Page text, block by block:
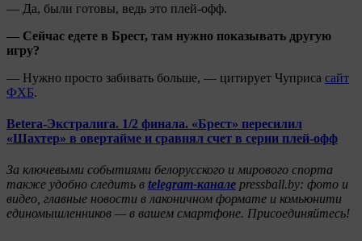
— Да, были готовы, ведь это плей-офф.
— Сейчас едете в Брест, там нужно показывать другую
игру?
— Нужно просто забивать больше, — цитирует Чуприса сайт
ФХБ.
Betera-Экстралига. 1/2 финала. «Брест» пересилил
«Шахтер» в овертайме и сравнял счет в серии плей-офф
За ключевыми событиями белорусского и мирового спорта
также удобно следить в telegram-канале pressball.by: фото и
видео, главные новости в лаконичном формате и комьюнити
единомышленников — в вашем смартфоне. Присоединяйтесь!